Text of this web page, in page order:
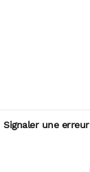
Signaler une erreur